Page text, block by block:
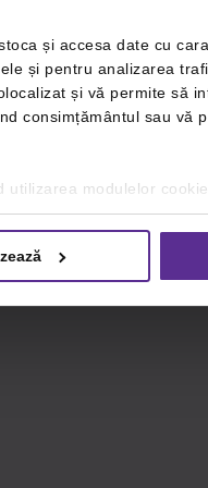
și accesa date cu
și pentru analizarea
și vă permite să
consimțământul sau vă
modulelor